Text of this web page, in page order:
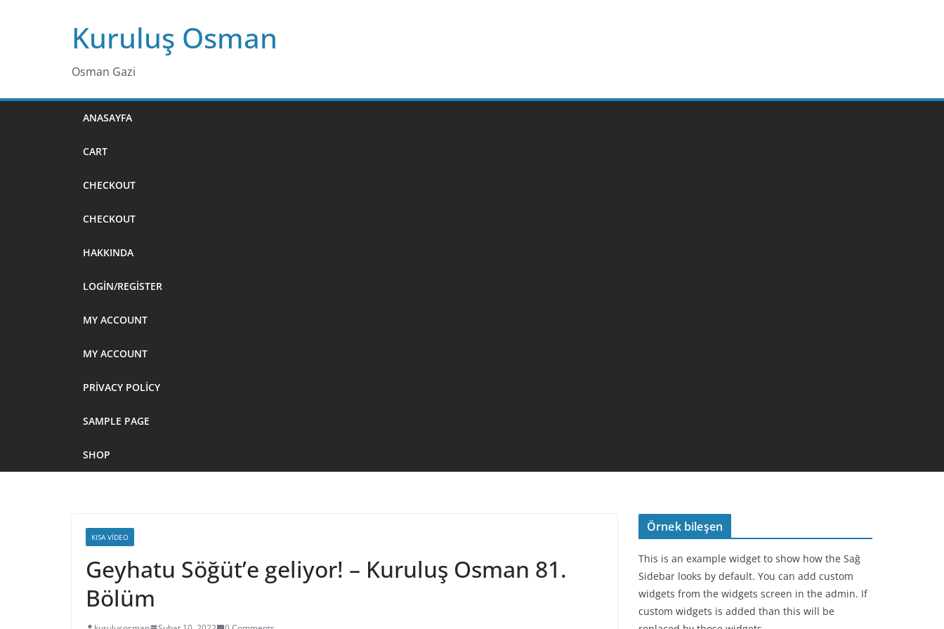
Kuruluş Osman
Osman Gazi
ANASAYFA
CART
CHECKOUT
CHECKOUT
HAKKINDA
LOGIN/REGISTER
MY ACCOUNT
MY ACCOUNT
PRIVACY POLICY
SAMPLE PAGE
SHOP
KISA VIDEO
Geyhatu Söğüt’e geliyor! – Kuruluş Osman 81.
Bölüm
Örnek bileşen
This is an example widget to show how the Sağ
Sidebar looks by default. You can add custom
widgets from the widgets screen in the admin. If
custom widgets is added than this will be